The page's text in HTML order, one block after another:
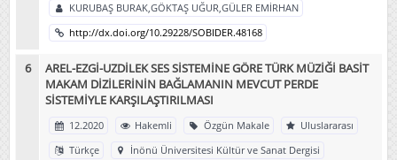
KURUBAŞ BURAK,GÖKTAŞ UĞUR,GÜLER EMİRHAN
http://dx.doi.org/10.29228/SOBIDER.48168
AREL-EZGİ-UZDİLEK SES SİSTEMİNE GÖRE TÜRK MÜZİĞİ BASİT
MAKAM DİZİLERİNİN BAĞLAMANIN MEVCUT PERDE
SİSTEMİYLE KARŞILAŞTIRILMASI
12.2020 Hakemli Özgün Makale
Uluslararası
Türkçe
İnönü Üniversitesi Kültür ve Sanat Dergisi